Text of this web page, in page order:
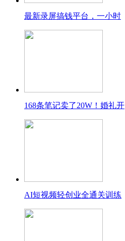
最新录屏搞钱平台，一小时
168条笔记卖了20W！婚礼开
AI短视频轻创业全通关训练